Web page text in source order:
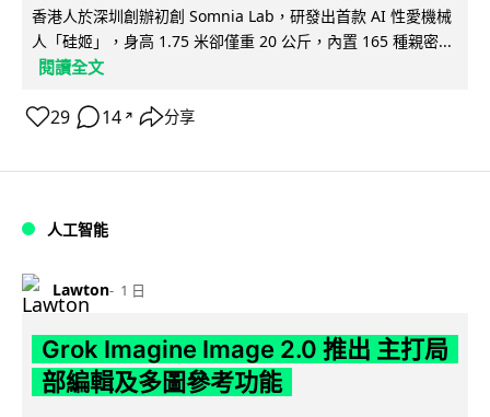
香港人於深圳創辦初創 Somnia Lab，研發出首款 AI 性愛機械
人「硅姬」，身高 1.75 米卻僅重 20 公斤，內置 165 種親密...
閱讀全文
29 14 ↗ 分享
人工智能
Lawton 1 日
Grok Imagine Image 2.0 推出 主打局
部編輯及多圖參考功能